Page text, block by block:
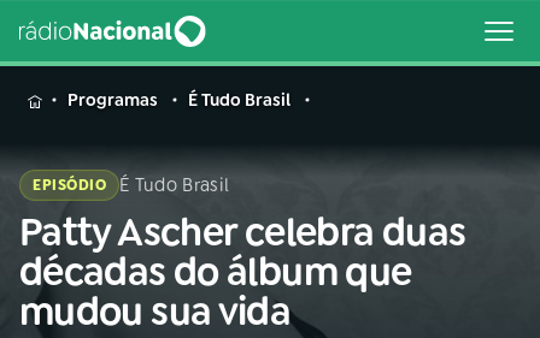
MENU
Buscar
na
Rádio
Nacional
Buscar
Programas É Tudo Brasil
EPISÓDIO É Tudo Brasil
Patty Ascher celebra duas
décadas do álbum que
mudou sua vida